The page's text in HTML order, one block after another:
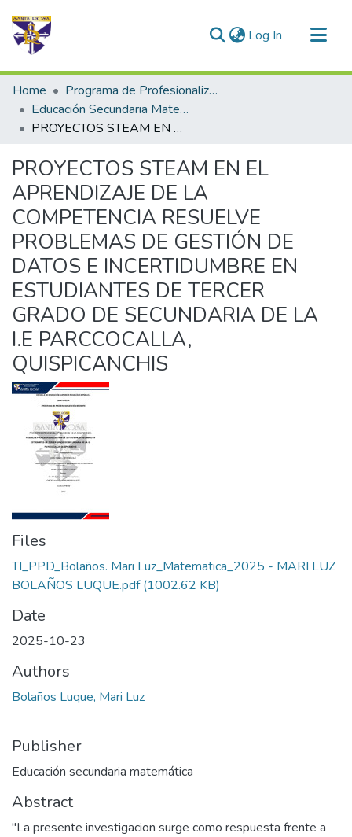
Log In (current)
Communities & Collections
All of DSpace
Statistics
Home
Programa de Profesionalización Docente - Trabajos de Investigación
Educación Secundaria Matemática
PROYECTOS STEAM EN EL APRENDIZAJE DE LA COMPETENCIA RESUELVE PROBLEMAS DE GESTIÓN DE DATOS E INCERTIDUMBRE EN ESTUDIANTES DE TERCER GRADO DE SECUNDARIA DE LA I.E PARCCOCALLA, QUISPICANCHIS
PROYECTOS STEAM EN EL
APRENDIZAJE DE LA
COMPETENCIA RESUELVE
PROBLEMAS DE GESTIÓN DE
DATOS E INCERTIDUMBRE EN
ESTUDIANTES DE TERCER
GRADO DE SECUNDARIA DE LA
I.E PARCCOCALLA,
QUISPICANCHIS
Files
TI_PPD_Bolaños. Mari Luz_Matematica_2025 - MARI LUZ
BOLAÑOS LUQUE.pdf(1002.62 KB)
Date
2025-10-23
Authors
Bolaños Luque, Mari Luz
Publisher
Educación secundaria matemática
Abstract
"La presente investigacion surge como respuesta frente a